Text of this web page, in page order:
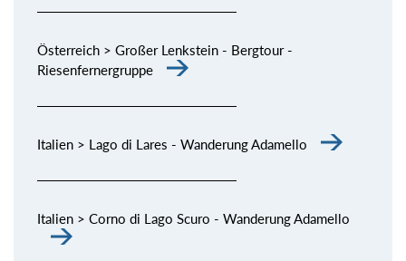
Österreich > Großer Lenkstein - Bergtour -
Riesenfernergruppe
Italien > Lago di Lares - Wanderung Adamello
Italien > Corno di Lago Scuro - Wanderung Adamello